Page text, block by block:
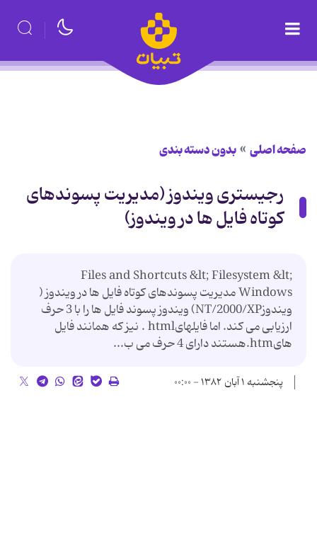
صفحه اصلی بدون دسته بندی
رجیستری ویندوز (مدیریت پسوندهای
کوتاه فایل ها در ویندوز)
Files and Shortcuts &lt; Filesystem &lt;
Windows مدیریت پسوندهای کوتاه فایل ها در ویندوز (
ویندوزNT/2000/XP) ویندوز پسوند فایل ها را با 3 حرف
ارزیابی می کند. اما فایلهایhtml . نیز که همانند فایل
هایhtm.هستند دارای 4 حرف می ب...
پنجشنبه ۱ آبان ۱۳۸۲ - ۰۰:۰۰